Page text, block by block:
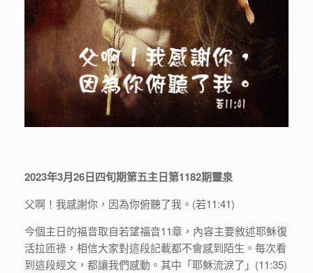
2023年3月26日四旬期第五主日第1182期靈泉
父啊！我感謝你，因為你俯聽了我。(若11:41)
今個主日的福音取自若望福音11章，內容主要敘述耶穌復
活拉匝祿，相信大家對這段記載都不會感到陌生。每次看
到這段經文，都讓我們感動。其中「耶穌流淚了」(11:35)